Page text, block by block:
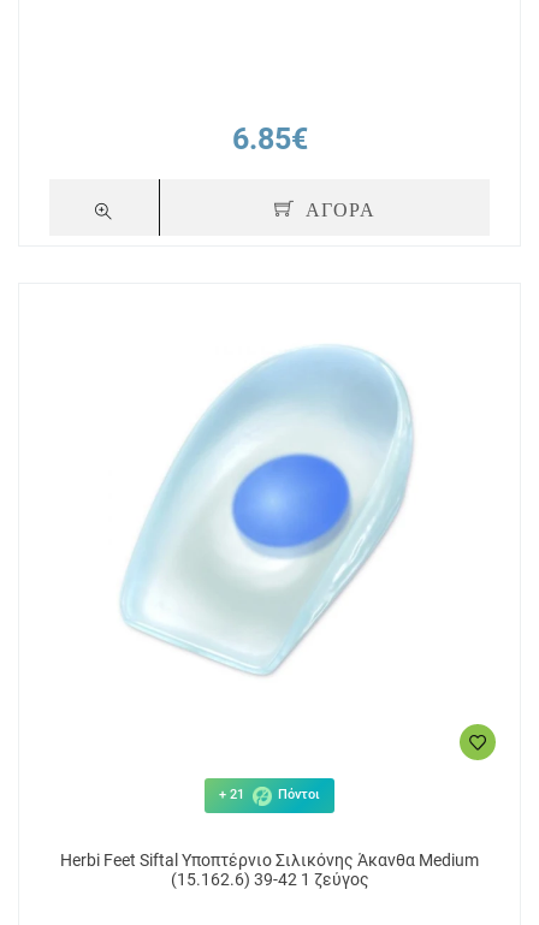
6.85€
ΑΓΟΡΑ
+ 21 Πόντοι
Herbi Feet Siftal Υποπτέρνιο Σιλικόνης Άκανθα Medium
(15.162.6) 39-42 1 ζεύγος